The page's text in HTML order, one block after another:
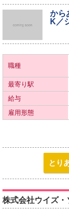
から
K／
職種
最寄り駅
給与
雇用形態
とり
株式会社ウイズ・